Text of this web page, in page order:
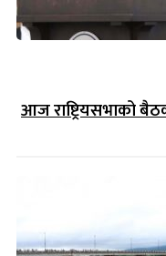
आज राष्ट्रियसभाको